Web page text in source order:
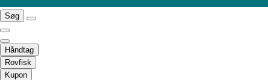
Søg
Håndtag
Rovfisk
Kupon